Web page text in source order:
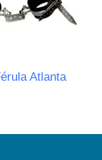
Atlanta